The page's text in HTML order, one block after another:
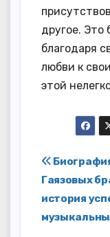
другое. Это
благодаря
любви к
этой
по
Гаязовых
история